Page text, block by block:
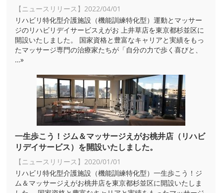
【ニュースリリース】 2022/04/01
リハビリ特化型介護施設（機能訓練特化型）運動とマッサー
ジのリハビリデイサービスえがお 上井草店を東京都杉並区に
開設いたしました。 国家資格と豊富なキャリアと実績をもっ
たマッサージ専門の治療家たちが「自分の力で歩く喜びと、
…»
一生歩こう！ジム＆マッサージえがお桃井店（リハビ
リデイサービス）を開設いたしました。
【ニュースリリース】2020/01/01
リハビリ特化型介護施設（機能訓練特化型）一生歩こう！ジ
ム＆マッサージえがお桃井店を東京都杉並区に開設いたしま